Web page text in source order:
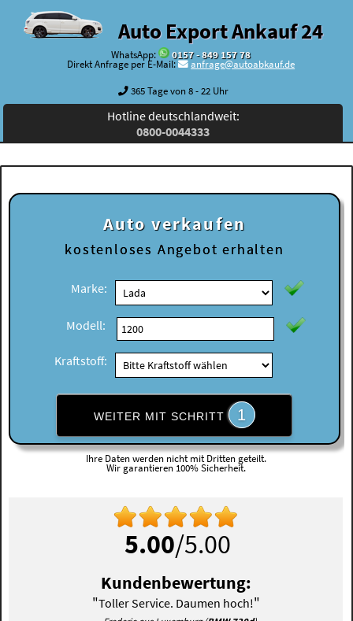
Auto Export Ankauf 24
WhatsApp:
0157 - 849 157 78
Direkt Anfrage per E-Mail:
anfrage@autoabkauf.de
365 Tage von 8 - 22 Uhr
Hotline deutschlandweit:
0800-0044333
Auto verkaufen
kostenloses Angebot erhalten
Marke:
Modell:
Kraftstoff:
WEITER MIT SCHRITT 1
Ihre Daten werden nicht mit Dritten geteilt.
Wir garantieren 100% Sicherheit.
5.00/5.00
Kundenbewertung:
"Toller Service. Daumen hoch!"